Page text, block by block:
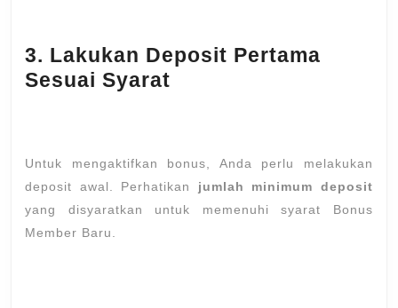
3. Lakukan Deposit Pertama
Sesuai Syarat
Untuk mengaktifkan bonus, Anda perlu melakukan
deposit awal. Perhatikan jumlah minimum deposit
yang disyaratkan untuk memenuhi syarat Bonus
Member Baru.